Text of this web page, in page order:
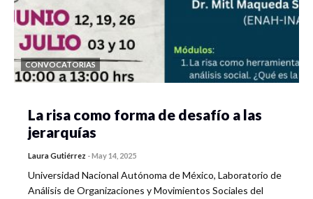
CONVOCATORIAS
La risa como forma de desafío a las
jerarquías
Laura Gutiérrez -May 14, 2025
Universidad Nacional Autónoma de México, Laboratorio de
Análisis de Organizaciones y Movimientos Sociales del